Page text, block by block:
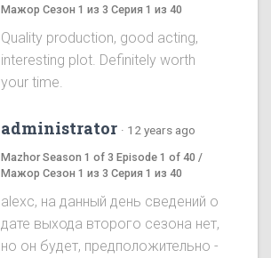
Мажор Сезон 1 из 3 Серия 1 из 40
Quality production, good acting,
interesting plot. Definitely worth
your time.
administrator · 12 years ago
Mazhor Season 1 of 3 Episode 1 of 40 /
Мажор Сезон 1 из 3 Серия 1 из 40
alexc, на данный день сведений о
дате выхода второго сезона нет,
но он будет, предположительно -